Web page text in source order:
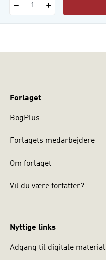
1
Forlaget
BogPlus
Forlagets medarbejdere
Om forlaget
Vil du være forfatter?
Nyttige links
Adgang til digitale